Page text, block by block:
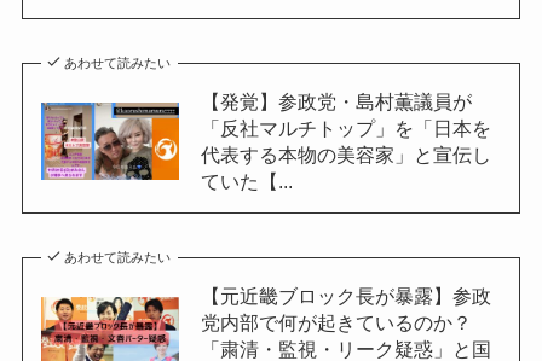
あわせて読みたい
【発覚】参政党・島村薫議員が
「反社マルチトップ」を「日本を
代表する本物の美容家」と宣伝し
ていた【...
あわせて読みたい
【元近畿ブロック長が暴露】参政
党内部で何が起きているのか？
「粛清・監視・リーク疑惑」と国